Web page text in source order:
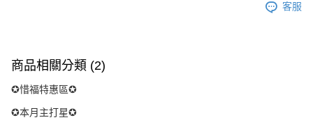
客服
商品相關分類 (2)
✪惜福特惠區✪
✪本月主打星✪